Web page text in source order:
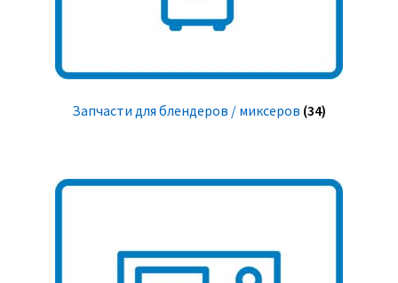
Запчасти для блендеров / миксеров (34)